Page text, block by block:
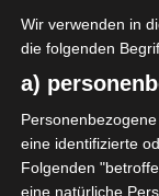
1 Spieltag
Die letzten
Wir verwenden in
die folgenden
a)
eine identifizierte
Folgenden
eine natürliche